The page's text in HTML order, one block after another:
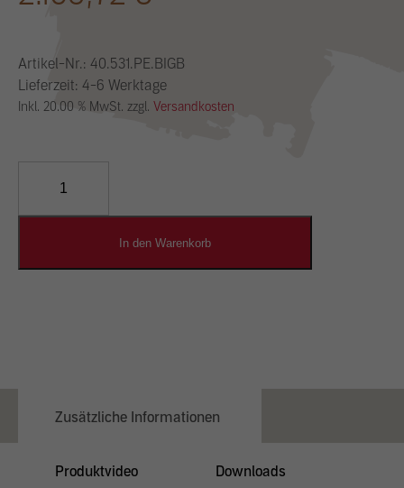
Artikel-Nr.: 40.531.PE.BIGB
Lieferzeit: 4-6 Werktage
Inkl. 20.00 % MwSt. zzgl. Versandkosten
Designputz
In den Warenkorb
Zusätzliche Informationen
Produktvideo Downloads